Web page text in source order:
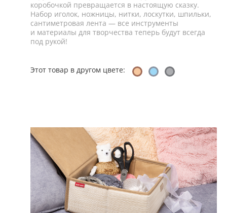
коробочкой превращается в настоящую сказку.
Набор иголок, ножницы, нитки, лоскутки, шпильки,
сантиметровая лента — все инструменты
и материалы для творчества теперь будут всегда
под рукой!
Этот товар в другом цвете: